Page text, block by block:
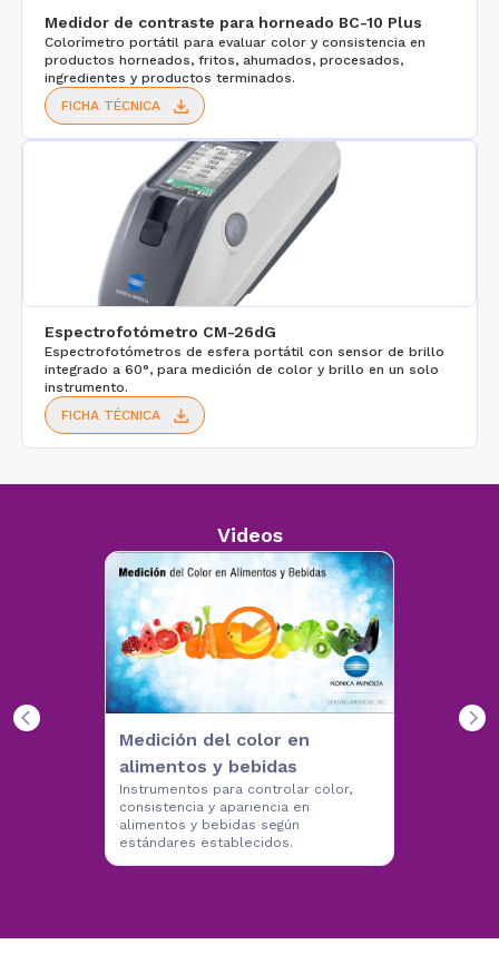
Medidor de contraste para horneado BC-10 Plus
Colorímetro portátil para evaluar color y consistencia en
productos horneados, fritos, ahumados, procesados,
ingredientes y productos terminados.
FICHA TÉCNICA
Espectrofotómetro CM-26dG
Espectrofotómetros de esfera portátil con sensor de brillo
integrado a 60°, para medición de color y brillo en un solo
instrumento.
FICHA TÉCNICA
Videos
Medición del color en
alimentos y bebidas
Instrumentos para controlar color,
consistencia y apariencia en
alimentos y bebidas según
estándares establecidos.